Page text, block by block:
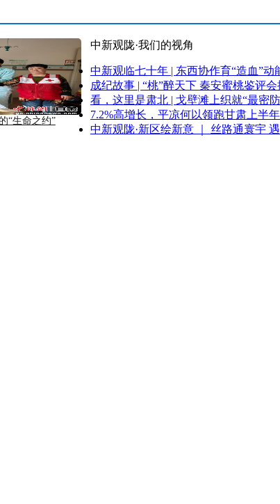
“生命之约”
中新观陇·我们的视角
中新观临七十年 | 东西协作育“造血”动
成纪故事 | “桃”醉天下 秦安蜜桃鉴评
看，这里是肃北 | 戈壁滩上织就“最密
7.2%高增长，平凉何以领跑甘肃上半
中新观陇·新区绘新意 ｜ 丝路通寰宇